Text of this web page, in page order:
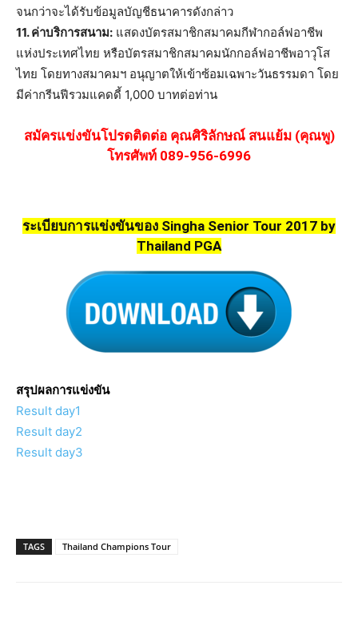
จนกว่าจะได้รับข้อมูลบัญชีธนาคารดังกล่าว
11. ค่าบริการสนาม: แสดงบัตรสมาชิกสมาคมกีฬากอล์ฟอาชีพ
แห่งประเทศไทย หรือบัตรสมาชิกสมาคมนักกอล์ฟอาชีพอาวุโส
ไทย โดยทางสมาคมฯ อนุญาตให้เข้าซ้อมเฉพาะวันธรรมดา โดย
มีค่ากรีนฟีรวมแคดดี้ 1,000 บาทต่อท่าน
สมัครแข่งขันโปรดติดต่อ คุณศิริลักษณ์ สนแย้ม (คุณพู)
โทรศัพท์ 089-956-6996
ระเบียบการแข่งขันของ Singha Senior Tour 2017 by
Thailand PGA
สรุปผลการแข่งขัน
Result day1
Result day2
Result day3
TAGS Thailand Champions Tour